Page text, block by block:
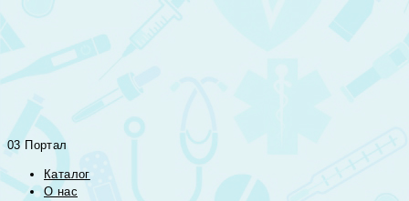
03 Портал
Каталог
О нас